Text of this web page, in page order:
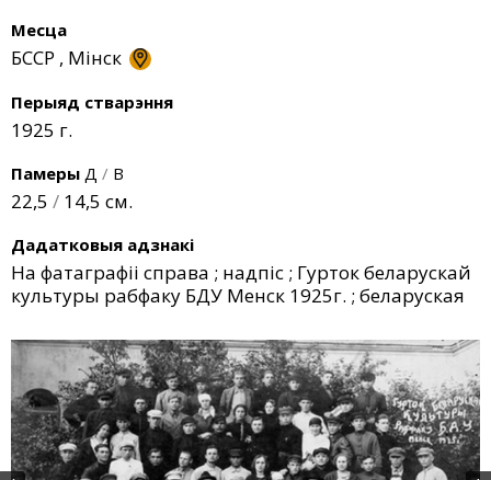
Месца
БССР , Мінск
Перыяд стварэння
1925 г.
Памеры Д / В
22,5 / 14,5 см.
Дадатковыя адзнакі
На фатаграфіі справа ; надпіс ; Гурток беларускай
культуры рабфаку БДУ Менск 1925г. ; беларуская